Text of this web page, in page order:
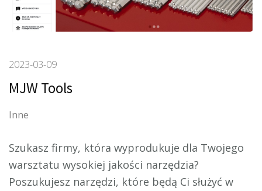
2023-03-09
MJW Tools
Inne
Szukasz firmy, która wyprodukuje dla Twojego
warsztatu wysokiej jakości narzędzia?
Poszukujesz narzędzi, które będą Ci służyć w